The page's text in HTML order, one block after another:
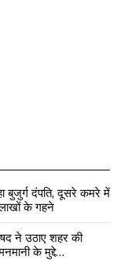
दंपति, दूसरे कमरे में
के गहने
ने उठाए शहर की
के मुद्दे…